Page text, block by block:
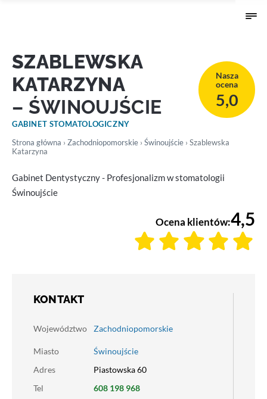
SZABLEWSKA
KATARZYNA
– ŚWINOUJŚCIE
GABINET STOMATOLOGICZNY
Nasza
ocena
5,0
Strona główna › Zachodniopomorskie › Świnoujście › Szablewska
Katarzyna
Gabinet Dentystyczny - Profesjonalizm w stomatologii
Świnoujście
Ocena klientów:4,5
KONTAKT
Województwo Zachodniopomorskie
Miasto
Świnoujście
Adres
Piastowska 60
Tel
608 198 968